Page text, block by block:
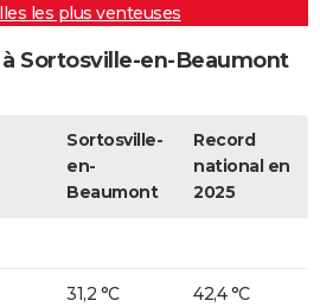
les plus venteuses
Sortosville-en-Beaumont
Sortosville-
en-
Beaumont
Record
national en
2025
31,2 °C 42,4 °C